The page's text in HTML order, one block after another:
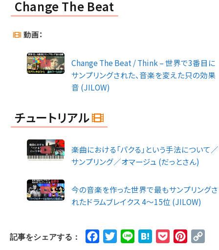
Change The Beat
動画：
Change The Beat / Think – 世界で3番目に
サンプリングされた、音楽を変えた只の効果
音 (JILOW)
チュートリアル
楽曲における「パクる」という手法について／
サンプリング／オマージュ (だっとさん)
今の音楽を作った世界で最もサンプリングさ
れたドラムブレイクス 4～15位 (JILOW)
記事をシェアする： FacebookTwitterLine HatenaPocket